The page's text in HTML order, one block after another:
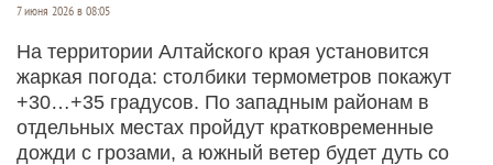
7 июня 2026 в 08:05
На территории Алтайского края установится
жаркая погода: столбики термометров покажут
+30…+35 градусов. По западным районам в
отдельных местах пройдут кратковременные
дожди с грозами, а южный ветер будет дуть со